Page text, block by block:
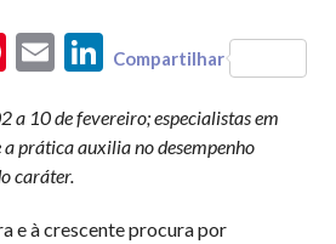
Pinterest
Email LinkedIn
Compartilhar
a 10 de fevereiro; especialistas em
prática auxilia no desempenho
caráter.
e à crescente procura por